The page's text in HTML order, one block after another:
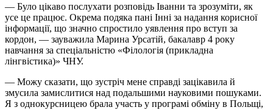
— Було цікаво послухати розповідь Іванни та зрозуміти, як
усе це працює. Окрема подяка пані Інні за надання корисної
інформації, що значно спростило уявлення про вступ за
кордон, — зауважила Марина Урсатій, бакалавр 4 року
навчання за спеціальністю «Філологія (прикладна
лінгвістика)» ЧНУ.
— Можу сказати, що зустріч мене справді зацікавила й
змусила замислитися над подальшими науковими пошуками.
Я з однокурсницею брала участь у програмі обміну в Польщі,